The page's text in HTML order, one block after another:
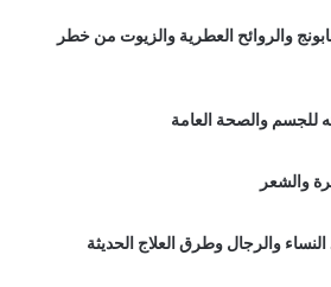
والروائح العطرية والزيوت من خطر
والشعر
والرجال وطرق العلاج الحديثة